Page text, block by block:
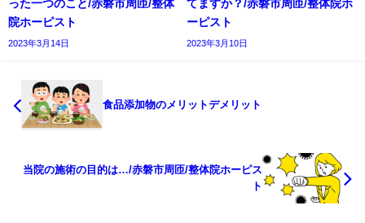
った一つのこと/赤磐市周匝/整体
院ホーピスト
2023年3月14日
てますか？/赤磐市周匝/整体院ホ
ーピスト
2023年3月10日
食品添加物のメリットデメリット
当院の施術の目的は…/赤磐市周匝/整体院ホーピス
ト